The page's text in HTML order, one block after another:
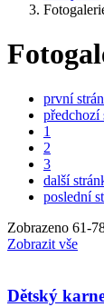
první
předchozí
1
2
3
další
poslední
Zobrazeno 61-
Zobrazit vše
Dětský